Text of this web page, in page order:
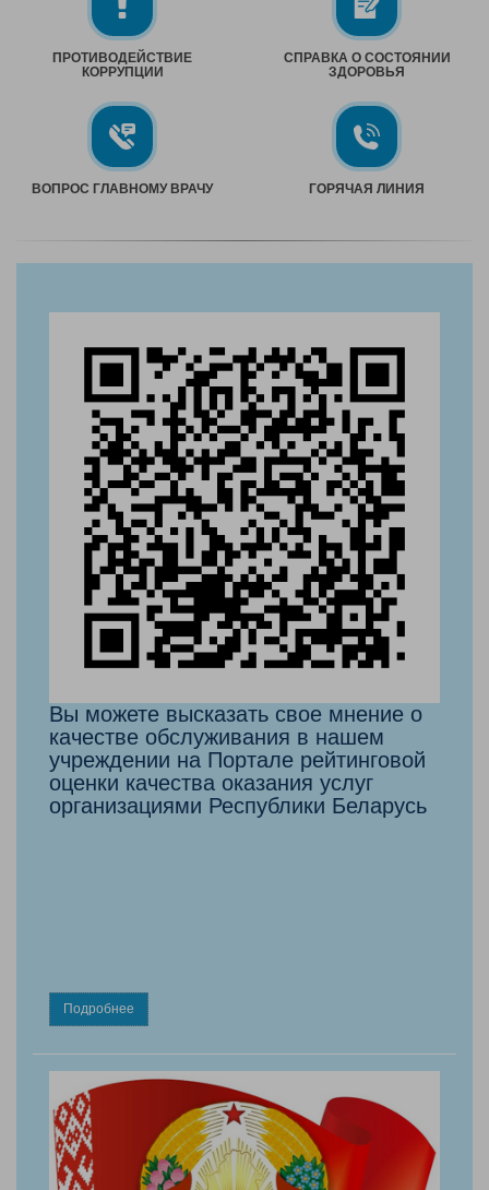
ПРОТИВОДЕЙСТВИЕ
КОРРУПЦИИ
СПРАВКА О СОСТОЯНИИ
ЗДОРОВЬЯ
ВОПРОС ГЛАВНОМУ ВРАЧУ ГОРЯЧАЯ ЛИНИЯ
Вы можете высказать свое мнение о
качестве обслуживания в нашем
учреждении на Портале рейтинговой
оценки качества оказания услуг
организациями Республики Беларусь
Подробнее